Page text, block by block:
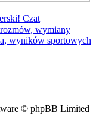
Czat
wymiany
wyników sportowych
© phpBB Limited